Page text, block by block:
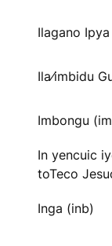
Ilagano Ipya
Ila⁄imbidu
Imbongu
In yencuic
toTeco
Inga (inb)